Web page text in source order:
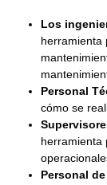
Los
herramienta
Personal
cómo se
herramienta
Personal